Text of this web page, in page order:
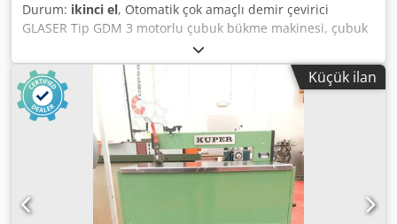
Durum: ikinci el, Otomatik çok amaçlı demir çevirici
GLASER Tip GDM 3 motorlu çubuk bükme makinesi, çubuk
bükme makinesi yüzük bükme aparatlı, profil bükme
makinesi Üretim yılı 1977 Çubuk bükme uzunluğu 1200
mm Dönüş hızı (Kademe 1) yaklaşık 10 devir/dakika Dönüş
hızı (Kademe 2) yaklaşık 20 devir/dakika - Büyük dişli motor
ile mil tahriki - Yay ve halka bükme makinesi, tam değil
Chodpow Dgi Tsfx Akaoa - İlave fonksiyonlar için 600 bar'a
kadar HAWE hidrolik ünite ile birlikte - Bükme aletleri için
dörtgen bağlantı Motor gücü 3,3 kW Şebeke bağlantısı 380
V, 50 Hz Alan ihtiyacı U x G x Y 2120 x 720 x 1100 mm
Ağırlık yaklaşık 600 kg İyi durumda
Küçük ilan